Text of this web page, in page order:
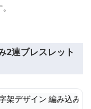
2連ブレスレット